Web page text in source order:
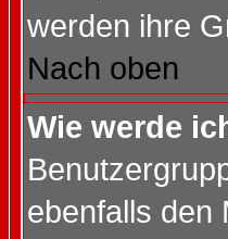
werden ihre
Nach oben
Wie werde
ebenfalls den